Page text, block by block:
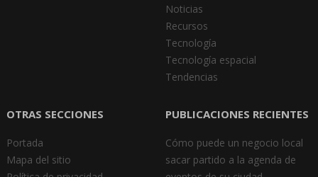
Noticias
Recursos
Tecnología
Tecnología espacial
Tendencias
OTRAS SECCIONES
Portada
Mapa del sitio
PUBLICACIONES RECIENTES
Cómo puede un negocio local
sacar partido a la agenda de